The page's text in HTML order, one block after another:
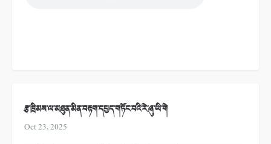
རྩ་ཁྲིམས་ལ་མཐུན་མིན་བརྟག་དཔྱད་གཏོང་བའི་རེ་ཞུ་ཡི་གེ
Oct 23, 2025